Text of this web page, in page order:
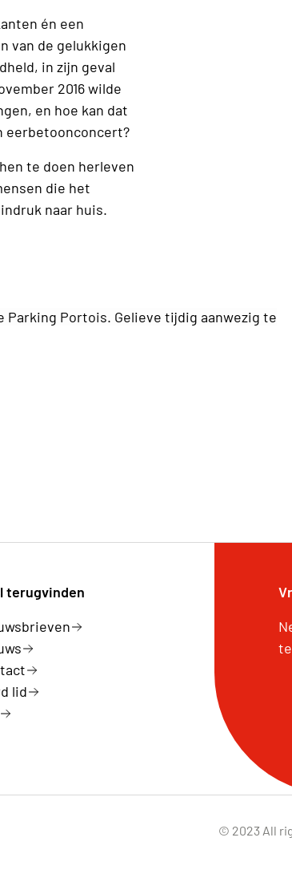
én een
van de gelukkigen
in zijn geval
2016 wilde
en hoe kan dat
eerbetoonconcert?
te doen herleven
die het
naar huis.
Parking Portois. Gelieve tijdig aanwezig te
terugvinden
lid
© 2023 All